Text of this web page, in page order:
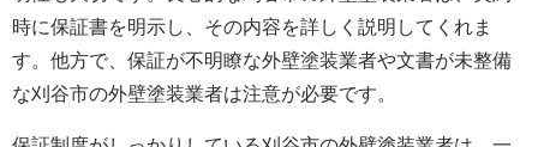
時に保証書を明示し、その内容を詳しく説明してくれま
す。他方で、保証が不明瞭な外壁塗装業者や文書が未整備
な刈谷市の外壁塗装業者は注意が必要です。